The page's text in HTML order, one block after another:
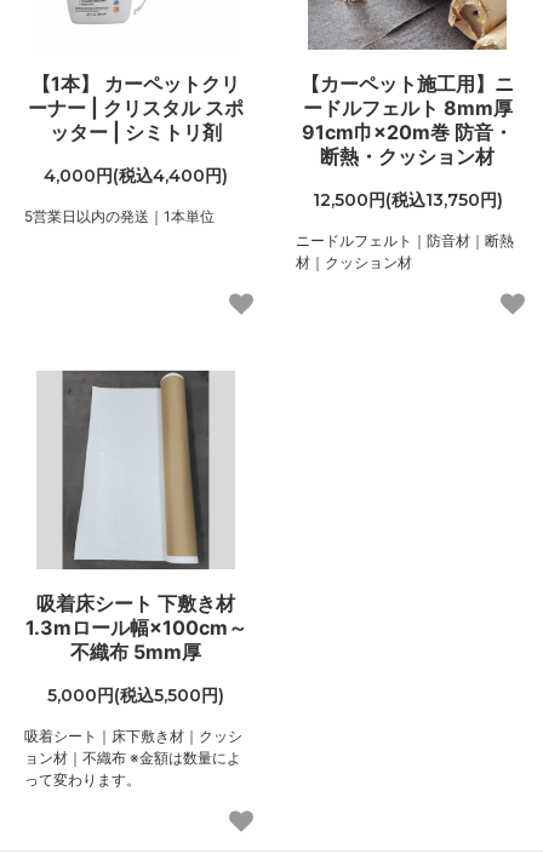
【1本】 カーペットクリ
ーナー | クリスタル スポ
ッター | シミトリ剤
4,000円(税込4,400円)
5営業日以内の発送｜1本単位
【カーペット施工用】ニ
ードルフェルト 8mm厚
91cm巾×20m巻 防音・
断熱・クッション材
12,500円(税込13,750円)
ニードルフェルト｜防音材｜断熱
材｜クッション材
吸着床シート 下敷き材
1.3mロール幅×100cm～
不織布 5mm厚
5,000円(税込5,500円)
吸着シート｜床下敷き材｜クッシ
ョン材｜不織布 ※金額は数量によ
って変わります。